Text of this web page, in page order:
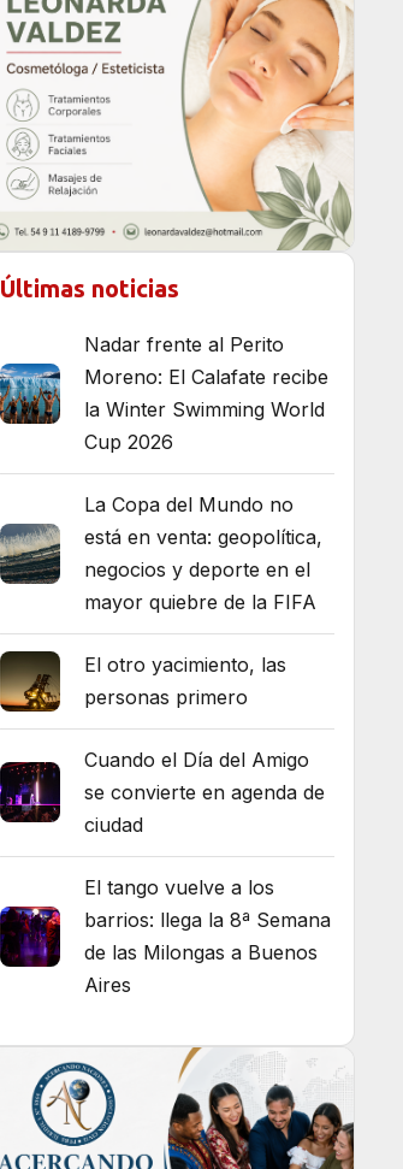
Últimas noticias
Nadar frente al Perito
Moreno: El Calafate recibe
la Winter Swimming World
Cup 2026
La Copa del Mundo no
está en venta: geopolítica,
negocios y deporte en el
mayor quiebre de la FIFA
El otro yacimiento, las
personas primero
Cuando el Día del Amigo
se convierte en agenda de
ciudad
El tango vuelve a los
barrios: llega la 8ª Semana
de las Milongas a Buenos
Aires